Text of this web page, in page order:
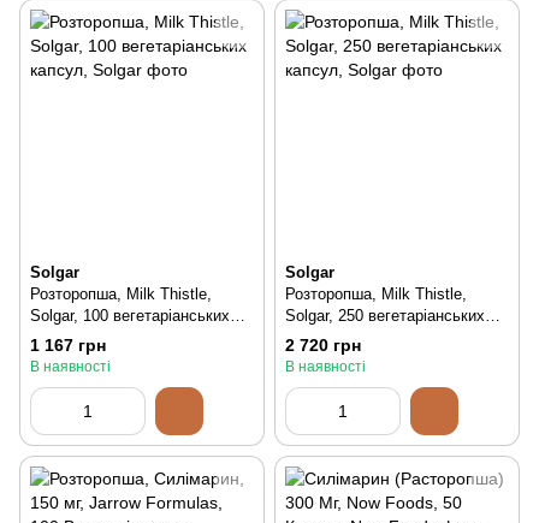
Solgar
Розторопша, Milk Thistle,
Solgar, 100 вегетаріанських
капсул, 100 шт
1 167 грн
В наявності
Solgar
Розторопша, Milk Thistle,
Solgar, 250 вегетаріанських
капсул, 250 шт
2 720 грн
В наявності